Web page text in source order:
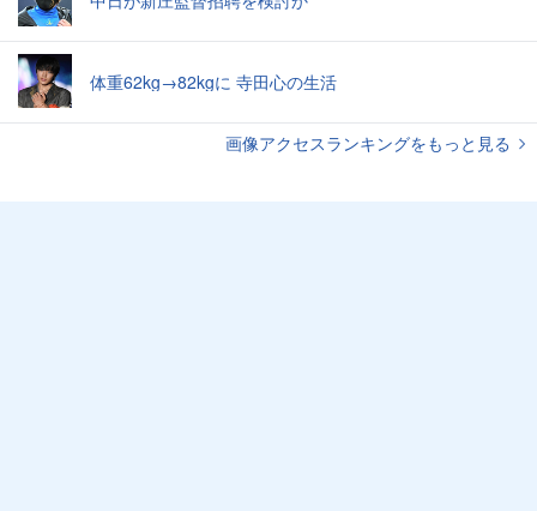
体重62kg→82kgに 寺田心の生活
画像アクセスランキングをもっと見る